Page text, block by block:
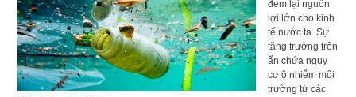
đem lại nguồn
lợi lớn cho kinh
tế nước ta. Sự
tăng trưởng trên
ẩn chứa nguy
cơ ô nhiễm môi
trường từ các